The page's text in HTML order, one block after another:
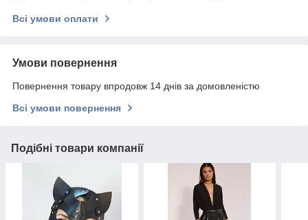
Всі умови оплати
Умови повернення
Повернення товару впродовж 14 днів за домовленістю
Всі умови повернення
Подібні товари компанії